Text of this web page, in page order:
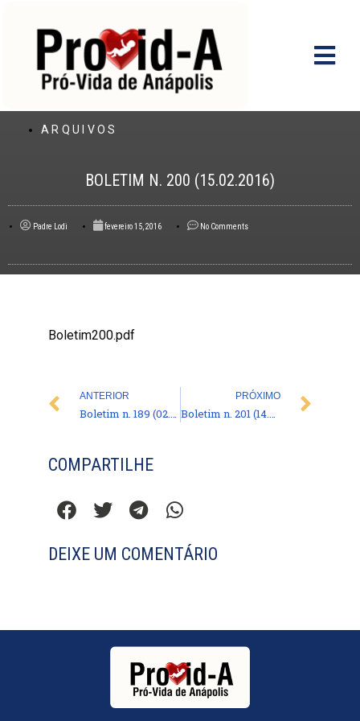
ARQUIVOS
BOLETIM N. 200 (15.02.2016)
Padre Lodi fevereiro 15, 2016 No Comments
Boletim200.pdf
Prev
ANTERIOR
Boletim n. 189 (02.03.2015)
PRÓXIMO
Boletim n. 201 (14.03.2016)
COMPARTILHE
DEIXE UM COMENTÁRIO